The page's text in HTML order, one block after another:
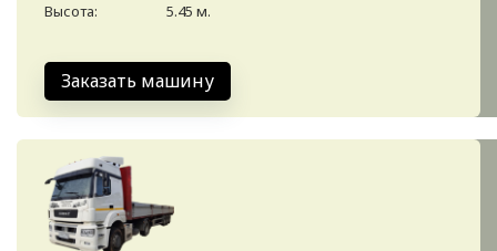
Высота:
5.45 м.
Заказать машину